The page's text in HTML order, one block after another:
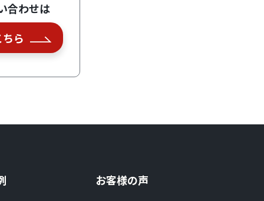
合わせは
ら
お客様の声